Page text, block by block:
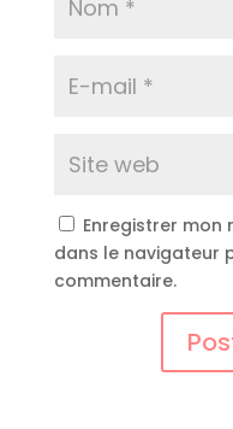
Enregistrer mon
dans le navigateur
commentaire.